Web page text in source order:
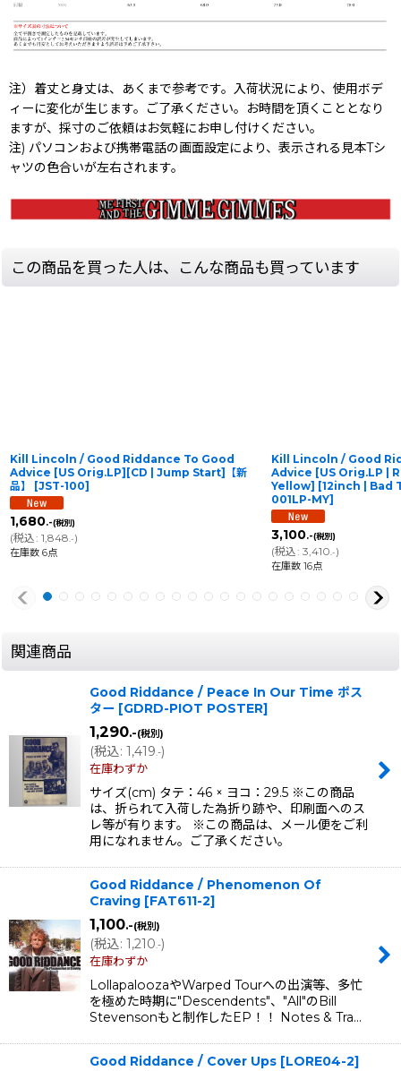
注）着丈と身丈は、あくまで参考です。入荷状況により、使用ボデ
ィーに変化が生じます。ご了承ください。お時間を頂くこととなり
ますが、採寸のご依頼はお気軽にお申し付けください。
注) パソコンおよび携帯電話の画面設定により、表示される見本Tシ
ャツの色合いが左右されます。
この商品を買った人は、こんな商品も買っています
Kill Lincoln / Good Riddance To Good
Advice [US Orig.LP][CD | Jump Start]【新
品】
[JST-100]
1,680.-(税別)
(税込: 1,848 .-)
在庫数 6点
Kill Lincoln / Good
Advice [US Orig.LP |
Yellow] [12inch | Bad
001LP-MY]
3,100.-(税別)
(税込: 3,410 .-)
在庫数 16点
関連商品
Good Riddance / Peace In Our Time ポス
ター [GDRD-PIOT POSTER]
1,290.-(税別)
(税込: 1,419.-)
在庫わずか
サイズ(cm) タテ：46 × ヨコ：29.5 ※この商品
は、折られて入荷した為折り跡や、印刷面へのス
レ等が有ります。 ※この商品は、メール便をご利
用になれません。ご了承ください。
Good Riddance / Phenomenon Of
Craving [FAT611-2]
1,100.-(税別)
(税込: 1,210.-)
在庫わずか
LollapaloozaやWarped Tourへの出演等、多忙
を極めた時期に"Descendents"、"All"のBill
Stevensonもと制作したEP！！ Notes & Tra…
Good Riddance / Cover Ups [LORE04-2]